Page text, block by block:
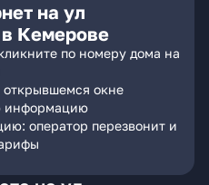
на ул
Кемерове
по номеру дома на
окне
информацию
оператор перезвонит и